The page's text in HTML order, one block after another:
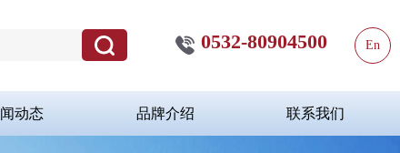
En
0532-80904500
动态 品牌介绍 联系我们